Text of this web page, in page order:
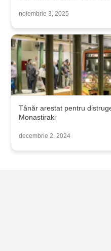
noiembrie 3, 2025
Tânăr arestat pentru
Monastiraki
decembrie 2, 2024